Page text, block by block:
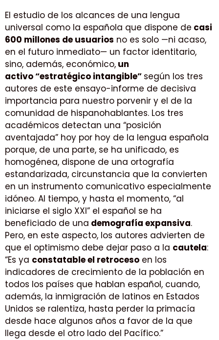
El estudio de los alcances de una lengua
universal como la española que dispone de casi
600 millones de usuarios no es solo —ni acaso,
en el futuro inmediato— un factor identitario,
sino, además, económico, un
activo “estratégico intangible” según los tres
autores de este ensayo-informe de decisiva
importancia para nuestro porvenir y el de la
comunidad de hispanohablantes. Los tres
académicos detectan una “posición
aventajada” hoy por hoy de la lengua española
porque, de una parte, se ha unificado, es
homogénea, dispone de una ortografía
estandarizada, circunstancia que la convierten
en un instrumento comunicativo especialmente
idóneo. Al tiempo, y hasta el momento, “al
iniciarse el siglo XXI” el español se ha
beneficiado de una demografía expansiva.
Pero, en este aspecto, los autores advierten de
que el optimismo debe dejar paso a la cautela:
“Es ya constatable el retroceso en los
indicadores de crecimiento de la población en
todos los países que hablan español, cuando,
además, la inmigración de latinos en Estados
Unidos se ralentiza, hasta perder la primacía
desde hace algunos años a favor de la que
llega desde el otro lado del Pacífico.”